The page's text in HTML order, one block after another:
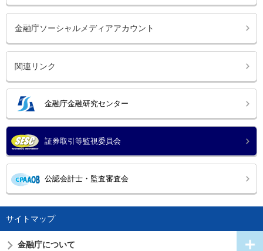
金融庁ソーシャルメディアアカウント
関連リンク
金融庁金融研究センター
証券取引等監視委員会
公認会計士・監査審査会
サイトマップ
金融庁について